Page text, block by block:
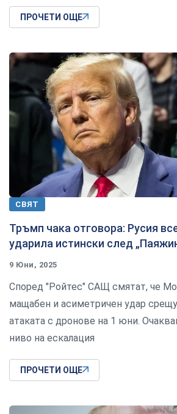
ПРОЧЕТИ ОЩЕ
СВЯТ
Тръмп чака отговора: Русия
ударила истински след
9 Юни, 2025
Според "Ройтес" САЩ смятат, че
мащабен и асиметричен удар
атаката с дронове на 1 юни.
ниво на ескалация
ПРОЧЕТИ ОЩЕ